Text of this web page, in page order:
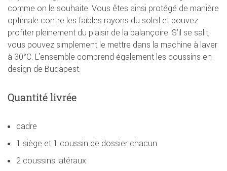
comme on le souhaite. Vous êtes ainsi protégé de manière
optimale contre les faibles rayons du soleil et pouvez
profiter pleinement du plaisir de la balançoire. S'il se salit,
vous pouvez simplement le mettre dans la machine à laver
à 30°C. L'ensemble comprend également les coussins en
design de Budapest.
Quantité livrée
cadre
1 siège et 1 coussin de dossier chacun
2 coussins latéraux